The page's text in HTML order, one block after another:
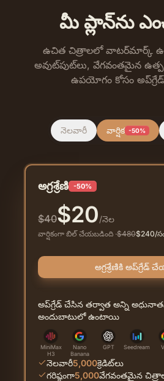
మీ ప్లాన్‌ను
ఉచిత చిత్రాలలో వాటర్‌మార్క్
అవుట్‌పుట్‌లు, వేగవంతమైన
ఉపయోగం కోసం
నెలవారీ వార్షిక -50%
అగ్రశ్రేణి -50%
$40$20/నెల
వార్షికంగా బిల్ చేయబడింది ·$480$240/
అగ్రశ్రేణికి అప్‌గ్రేడ్
అప్‌గ్రేడ్ చేసిన తర్వాత అన్ని
అందుబాటులో ఉంటాయి
MiniMax
H3
Nano
Banana
GPT Seedream
నెలవారీ5,000క్రెడిట్‌లు
గరిష్ఠంగా5,000వేగవంతమైన